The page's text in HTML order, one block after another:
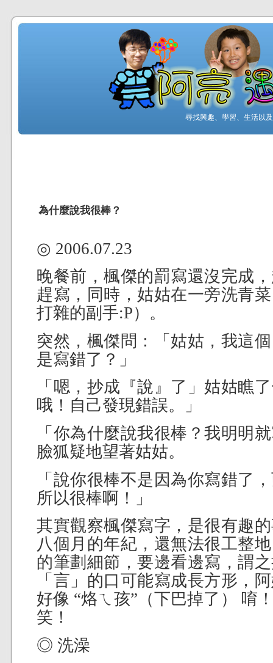
尋找興趣、學習、生活以
為什麼說我很棒？
◎ 2006.07.23
晚餐前，楓傑的罰寫還沒完成
趕寫，同時，姑姑在一旁洗青
打雜的副手:P）。
突然，楓傑問：「姑姑，我這
是寫錯了？」
「嗯，抄成『說』了」姑姑瞧
哦！自己發現錯誤。」
「你為什麼說我很棒？我明明
臉狐疑地望著姑姑。
「說你很棒不是因為你寫錯了
所以很棒啊！」
其實觀察楓傑寫字，是很有趣
八個月的年紀，還無法很工整
的筆劃細節，要邊看邊寫，謂
「言」的口可能寫成長方形，
好像 “烙ㄟ孩”（下巴掉了） 唷
笑！
◎ 洗澡